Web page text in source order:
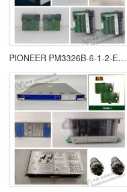
PIONEER PM3326B-6-1-2-E欧美进口 全新原装 质保一年